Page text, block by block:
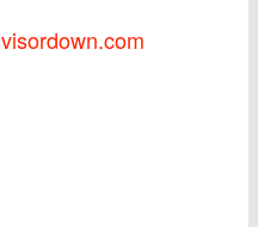
visordown.com